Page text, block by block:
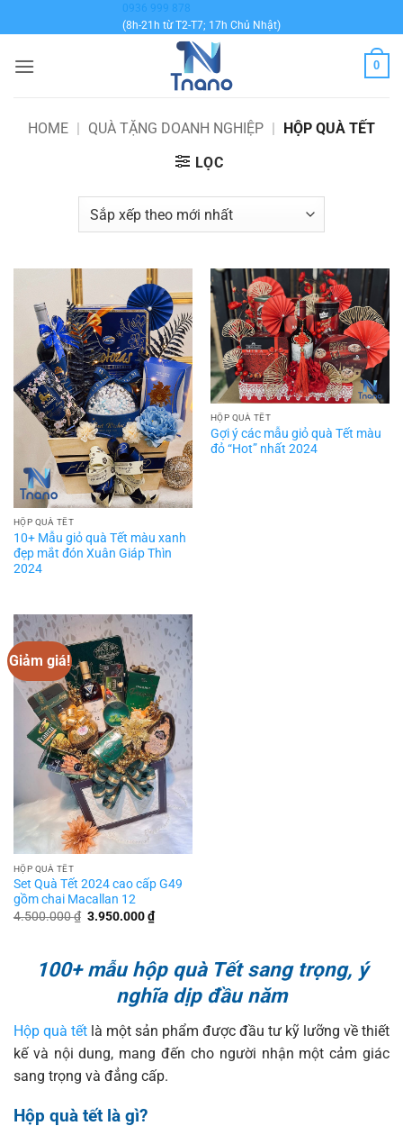
qua
dung
0936 999 878
(8h-21h từ T2-T7; 17h Chủ Nhật)
0
HOME | QUÀ TẶNG DOANH NGHIỆP | HỘP QUÀ TẾT
LỌC
HỘP QUÀ TẾT
10+ Mẫu giỏ quà Tết màu xanh
đẹp mắt đón Xuân Giáp Thìn
2024
HỘP QUÀ TẾT
Gợi ý các mẫu giỏ quà Tết màu
đỏ “Hot” nhất 2024
Giảm giá!
HỘP QUÀ TẾT
Set Quà Tết 2024 cao cấp G49
gồm chai Macallan 12
4.500.000₫ Giá
3.950.000₫Giá
hiện
3.950.000 ₫.
100+ mẫu hộp quà Tết sang trọng, ý
nghĩa dịp đầu năm
Hộp quà tết là một sản phẩm được đầu tư kỹ lưỡng về thiết
kế và nội dung, mang đến cho người nhận một cảm giác
sang trọng và đẳng cấp.
Hộp quà tết là gì?